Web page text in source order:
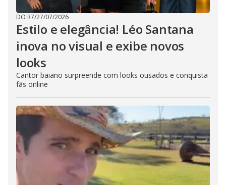
DO R7/27/07/2026
Estilo e elegância! Léo Santana
inova no visual e exibe novos
looks
Cantor baiano surpreende com looks ousados e conquista
fãs online